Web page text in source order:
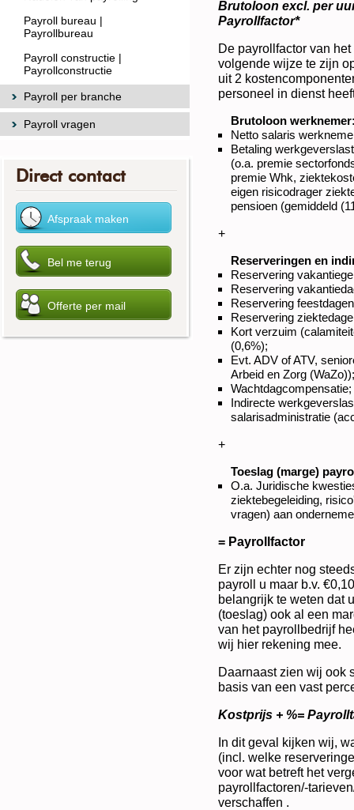
Brutoloon excl. per
Payrollfactor*
De payrollfactor van
volgende wijze te zijn
uit 2
personeel in dienst
Brutoloon
Netto salaris
Betaling
(o.a. premie
premie Whk,
eigen risicodrager
pensioen (gemiddeld
+
Reserveringen en
Reservering
Reservering
Reservering
Reservering
Kort verzuim
(0,6%);
Evt. ADV of ATV,
Arbeid en Zorg (WaZo));
Wachtdagcompensatie;
Indirecte
salarisadministratie
+
Toeslag (marge)
O.a. Juridische
ziektebegeleiding,
vragen) aan
= Payrollfactor
Er zijn echter nog
payroll u maar b.v.
belangrijk te weten dat
(toeslag) ook al een
van het payrollbedrijf
wij hier rekening mee.
Daarnaast zien wij ook
basis van een vast
Kostprijs + %=
In dit geval kijken wij,
(incl. welke
voor wat betreft het
payrollfactoren/-
verschaffen .
Payroll bureau |
Payrollbureau
Payroll constructie |
Payrollconstructie
Payroll per branche
Payroll vragen
Direct contact